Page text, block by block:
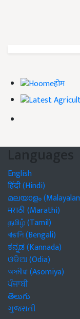
होम
Languages
English
हिंदी (Hindi)
മലയാളം
मराठी (Marathi)
தமிழ் (Tamil)
বাঙালি (Bengali)
ಕನ್ನಡ (Kannada)
ଓଡିଆ (Odia)
অসমীয়া (Asomiya)
ਪੰਜਾਬੀ
తెలుగు
ગુજરાતી